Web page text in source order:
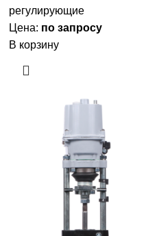
регулирующие
Цена: по запросу
В корзину